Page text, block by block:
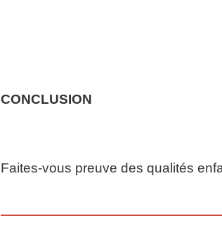
CONCLUSION
Faites-vous preuve des qualités